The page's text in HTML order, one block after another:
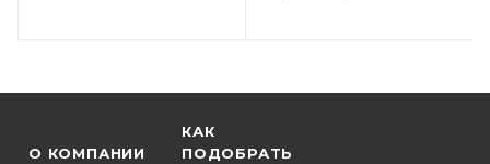
О КОМПАНИИ
КАК
ПОДОБРАТЬ